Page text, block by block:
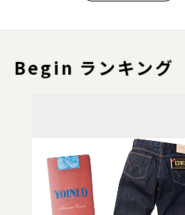
Begin ランキング